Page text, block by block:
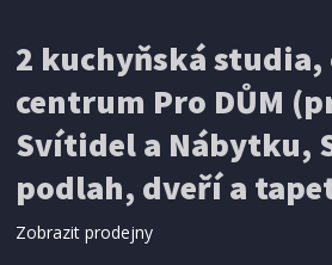
2 kuchyňská
centrum Pro DŮM
Svítidel a Nábytku,
podlah, dveří a
Zobrazit prodejny